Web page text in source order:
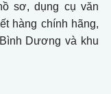
sơ, dụng cụ văn
hàng chính hãng,
Dương và khu